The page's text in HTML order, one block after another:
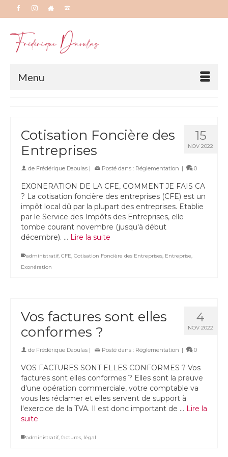
Menu
15
NOV 2022
Cotisation Foncière des
Entreprises
de Frédérique Daoulas | Posté dans : Réglementation | 0
EXONERATION DE LA CFE, COMMENT JE FAIS CA
? La cotisation foncière des entreprises (CFE) est un
impôt local dû par la plupart des entreprises. Etablie
par le Service des Impôts des Entreprises, elle
tombe courant novembre (jusqu'à début
décembre). … Lire la suite
administratif, CFE, Cotisation Foncière des Entreprises, Entreprise,
Exonération
4
NOV 2022
Vos factures sont elles
conformes ?
de Frédérique Daoulas | Posté dans : Réglementation | 0
VOS FACTURES SONT ELLES CONFORMES ? Vos
factures sont elles conformes ? Elles sont la preuve
d'une opération commerciale, votre comptable va
vous les réclamer et elles servent de support à
l'exercice de la TVA. Il est donc important de … Lire la
suite
administratif, factures, légal